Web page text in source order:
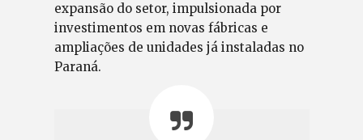
expansão do setor, impulsionada por
investimentos em novas fábricas e
ampliações de unidades já instaladas no
Paraná.